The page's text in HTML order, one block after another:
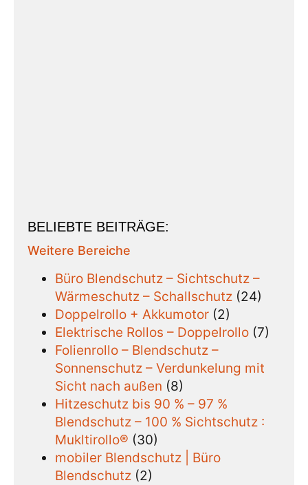
BELIEBTE BEITRÄGE:
Weitere Bereiche
Büro Blendschutz – Sichtschutz –
Wärmeschutz – Schallschutz (24)
Doppelrollo + Akkumotor (2)
Elektrische Rollos – Doppelrollo (7)
Folienrollo – Blendschutz –
Sonnenschutz – Verdunkelung mit
Sicht nach außen (8)
Hitzeschutz bis 90 % – 97 %
Blendschutz – 100 % Sichtschutz :
Mukltirollo® (30)
mobiler Blendschutz | Büro
Blendschutz (2)